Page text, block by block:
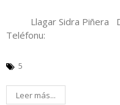
Llagar Sidra Piñera
Teléfonu:
5
Leer más...